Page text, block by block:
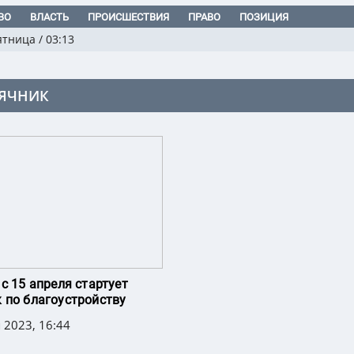
ВЛАСТЬ ПРОИСШЕСТВИЯ ПРАВО ПОЗИЦИЯ
/ 03:13
15 апреля стартует
благоустройству
2023, 16:44